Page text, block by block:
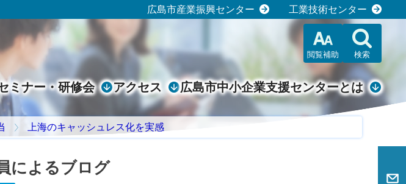
広島市産業振興センター
工業技術センター
閲覧補助 検索
ミナー・研修会 アクセス 広島市中小企業支援センターとは
上海のキャッシュレス化を実感
によるブログ